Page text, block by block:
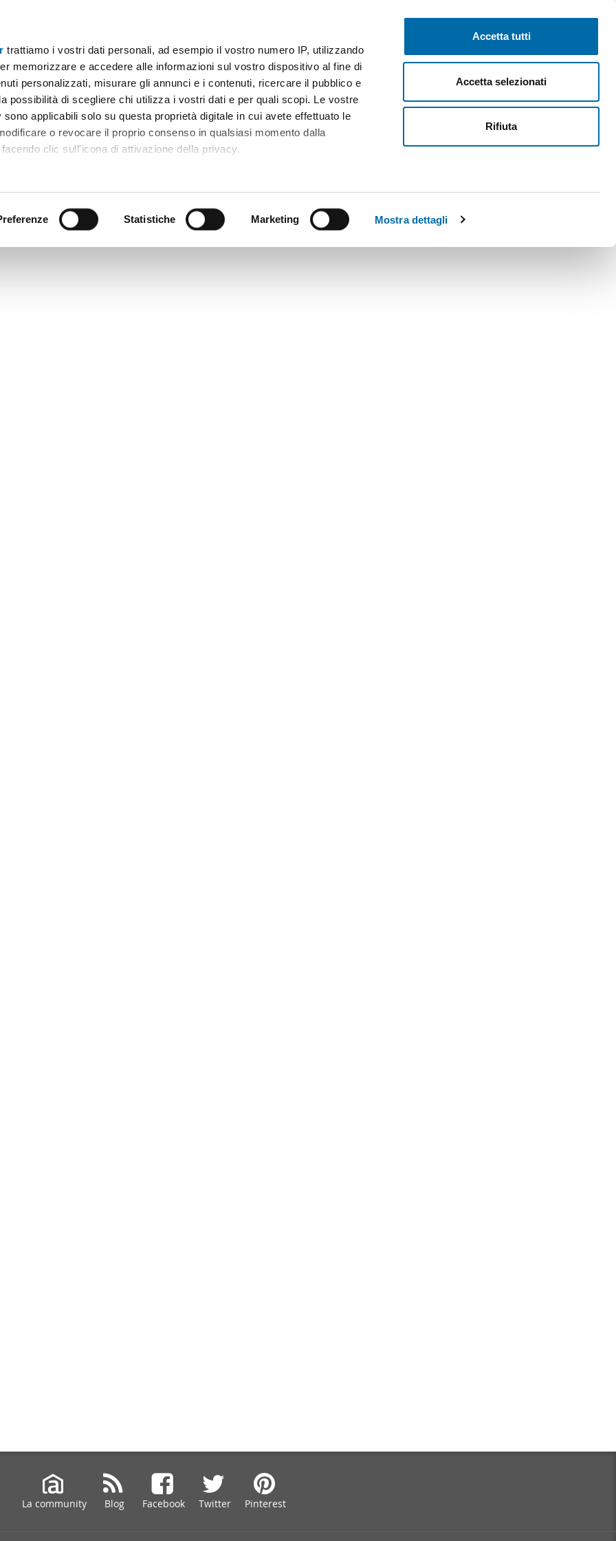
trattiamo i vostri dati personali, ad esempio il vostro numero IP, utilizzando
memorizzare e accedere alle informazioni sul vostro dispositivo al fine di
personalizzati, misurare gli annunci e i contenuti, ricercare il pubblico e
possibilità di scegliere chi utilizza i vostri dati e per quali scopi. Le vostre
applicabili solo su questa proprietà digitale in cui avete effettuato le
o revocare il proprio consenso in qualsiasi momento dalla
clic sull'icona di attivazione della privacy.
scansionandolo attivamente alla ricerca di caratteristiche specifiche
Statistiche Marketing Mostra dettagli
Accetta tutti
Accetta selezionati
Rifiuta
Pubblica gratis Inizia sessione
La community Blog Facebook Twitter Pinterest